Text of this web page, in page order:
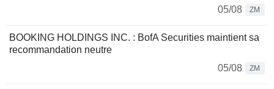
05/08
ZM
BOOKING HOLDINGS INC. : BofA Securities maintient sa
recommandation neutre
05/08
ZM